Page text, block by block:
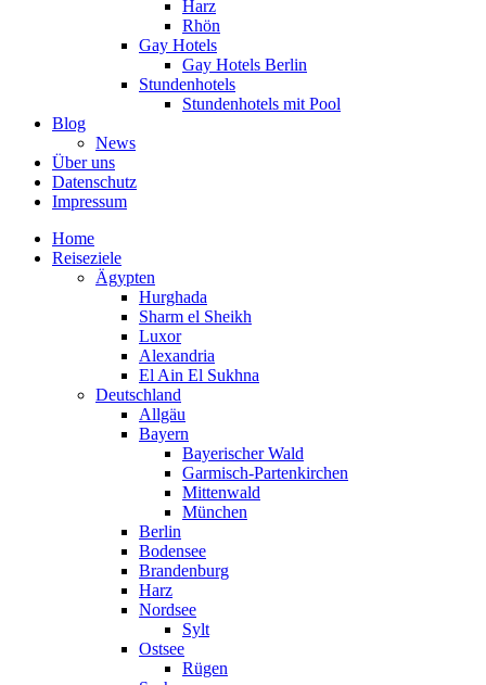
Harz
Rhön
Gay Hotels
Gay Hotels Berlin
Stundenhotels
Stundenhotels mit Pool
Blog
News
Über uns
Datenschutz
Impressum
Home
Reiseziele
Ägypten
Hurghada
Sharm el Sheikh
Luxor
Alexandria
El Ain El Sukhna
Deutschland
Allgäu
Bayern
Bayerischer Wald
Garmisch-Partenkirchen
Mittenwald
München
Berlin
Bodensee
Brandenburg
Harz
Nordsee
Sylt
Ostsee
Rügen